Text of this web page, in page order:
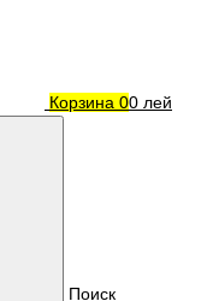
Корзина 00 лей
Поиск